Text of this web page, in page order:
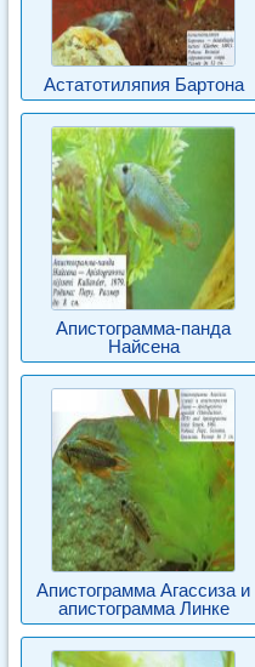
Астатотиляпия Бартона
Апистограмма-панда
Найсена
Апистограмма Агассиза и
апистограмма Линке